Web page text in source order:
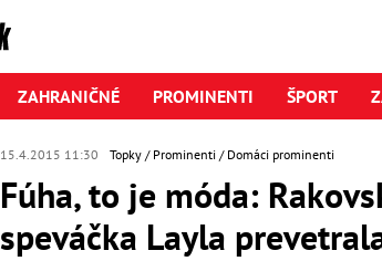
ZAHRANIČNÉ PROMINENTI ŠPORT
15.4.2015 11:30 Topky Prominenti Domáci prominenti
Fúha, to je móda:
speváčka Layla